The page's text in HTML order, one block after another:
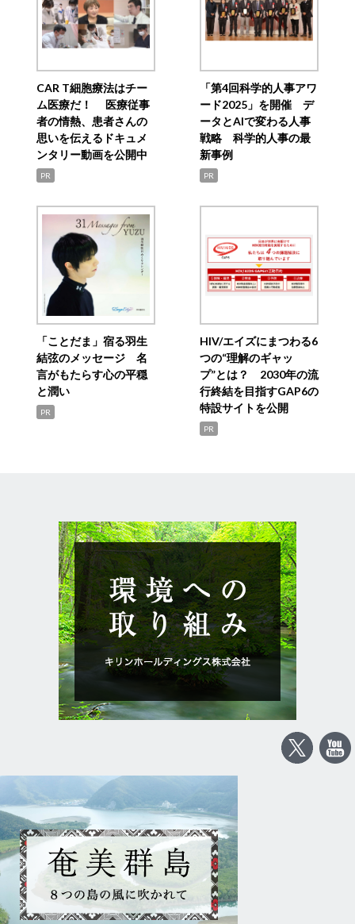
CAR T細胞療法はチー
ム医療だ！ 医療従事
者の情熱、患者さんの
思いを伝えるドキュメ
ンタリー動画を公開中
PR
「第4回科学的人事アワ
ード2025」を開催 デ
ータとAIで変わる人事
戦略 科学的人事の最
新事例
PR
「ことだま」宿る羽生
結弦のメッセージ 名
言がもたらす心の平穏
と潤い
PR
HIV/エイズにまつわる6
つの“理解のギャッ
プ”とは？ 2030年の流
行終結を目指すGAP6の
特設サイトを公開
PR